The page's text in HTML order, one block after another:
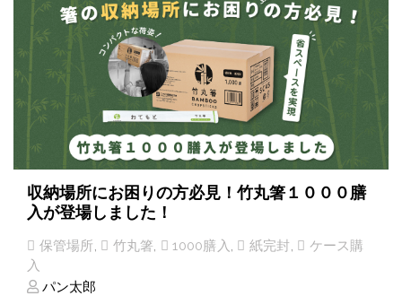
収納場所にお困りの方必見！竹丸箸１０００膳
入が登場しました！
保管場所, 竹丸箸, 1000膳入 , 紙完封,
ケース購
入
パン太郎